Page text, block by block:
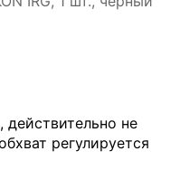
действительно не
регулируется